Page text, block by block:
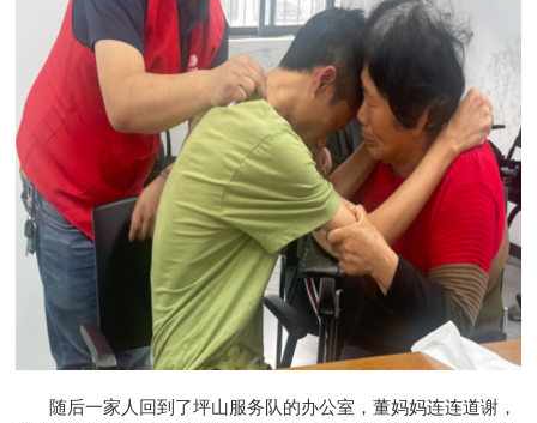
随后一家人回到了坪山服务队的办公室，董妈妈连连道谢，